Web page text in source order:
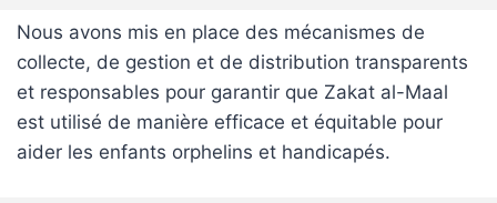
Nous avons mis en place des mécanismes de
collecte, de gestion et de distribution transparents
et responsables pour garantir que Zakat al-Maal
est utilisé de manière efficace et équitable pour
aider les enfants orphelins et handicapés.